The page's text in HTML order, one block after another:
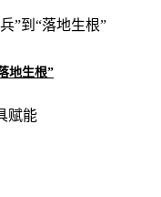
地生根”